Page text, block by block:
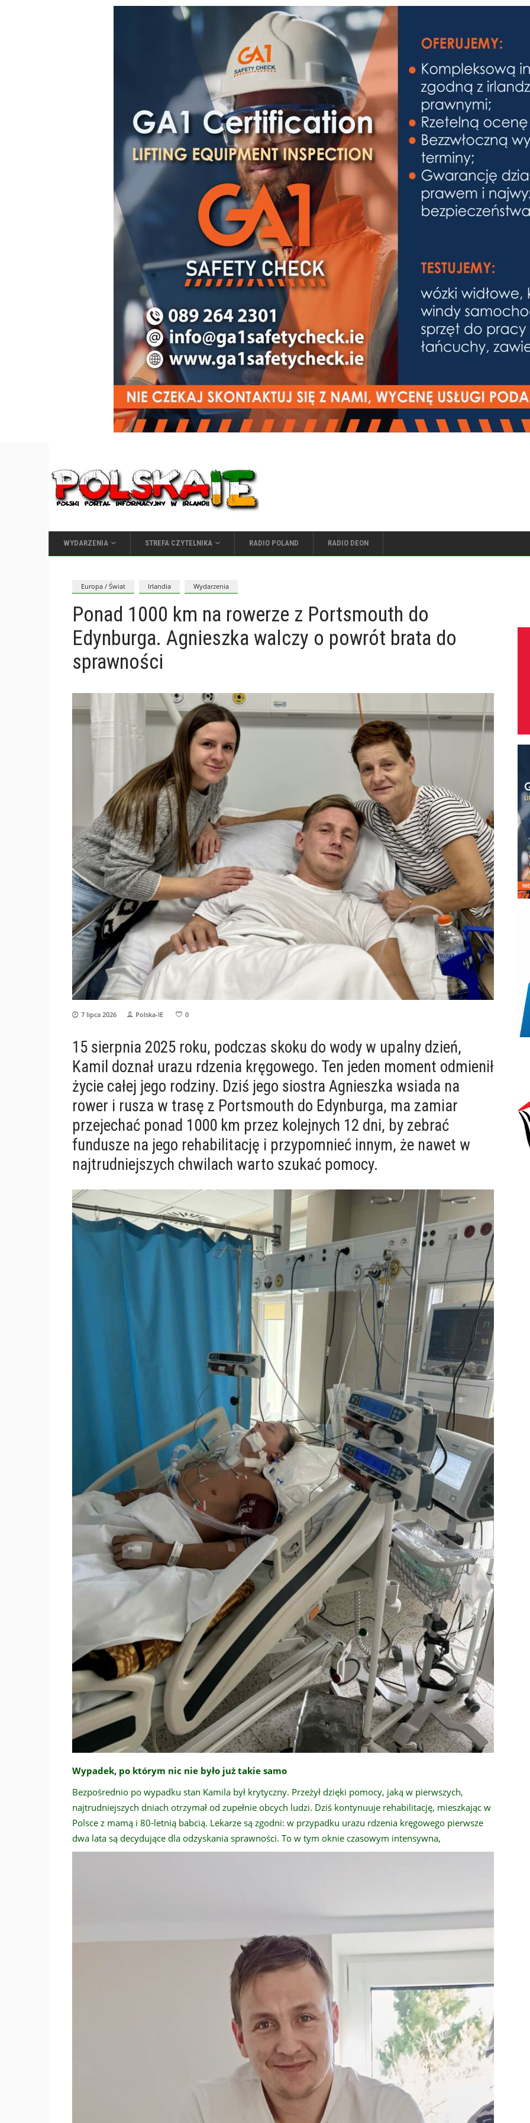
WYDARZENIA STREFA CZYTELNIKA RADIO POLAND RADIO DEON
Europa / Świat Irlandia Wydarzenia
Ponad 1000 km na rowerze z Portsmouth do
Edynburga. Agnieszka walczy o powrót brata do
sprawności
7 lipca 2026 Polska-IE 0
15 sierpnia 2025 roku, podczas skoku do wody w upalny dzień,
Kamil doznał urazu rdzenia kręgowego. Ten jeden moment odmienił
życie całej jego rodziny. Dziś jego siostra Agnieszka wsiada na
rower i rusza w trasę z Portsmouth do Edynburga, ma zamiar
przejechać ponad 1000 km przez kolejnych 12 dni, by zebrać
fundusze na jego rehabilitację i przypomnieć innym, że nawet w
najtrudniejszych chwilach warto szukać pomocy.
Wypadek, po którym nic nie było już takie samo
Bezpośrednio po wypadku stan Kamila był krytyczny. Przeżył dzięki pomocy, jaką w pierwszych,
najtrudniejszych dniach otrzymał od zupełnie obcych ludzi. Dziś kontynuuje rehabilitację, mieszkając w
Polsce z mamą i 80-letnią babcią. Lekarze są zgodni: w przypadku urazu rdzenia kręgowego pierwsze
dwa lata są decydujące dla odzyskania sprawności. To w tym oknie czasowym intensywna,